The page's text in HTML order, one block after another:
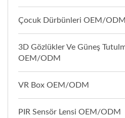
Çocuk Dürbünleri OEM/ODM
3D Gözlükler Ve Güneş
OEM/ODM
VR Box OEM/ODM
PIR Sensör Lensi OEM/ODM